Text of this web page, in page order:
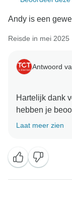
Andy is een
Reisde in mei 2025
Antwoord
Hartelijk dank
hebben je
restaurants die
beloven om
Laat meer zien